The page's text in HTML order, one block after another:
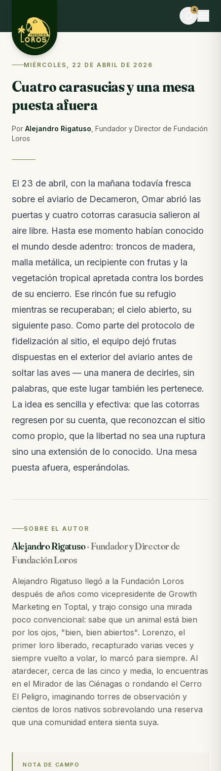
4
EVENTO
Faltan 7 días · Cupos limitados
BLOG
libertad o imán hacia el peligro
Notas de campo · hace 3 semanas
VIDEO
El video de la liberación de las guacamayas
MIÉRCOLES, 22 DE ABRIL DE 2026
Cuatro carasucias y una mesa
puesta afuera
Por Alejandro Rigatuso Fundador y Director de Fundación
Loros
El 23 de abril, con la mañana todavía fresca
sobre el aviario de Decameron, Omar abrió las
puertas y cuatro cotorras carasucia salieron al
aire libre. Hasta ese momento habían conocido
el mundo desde adentro: troncos de madera,
malla metálica, un recipiente con frutas y la
vegetación tropical apretada contra los bordes
de su encierro. Ese rincón fue su refugio
mientras se recuperaban; el cielo abierto, su
siguiente paso. Como parte del protocolo de
fidelización al sitio, el equipo dejó frutas
dispuestas en el exterior del aviario antes de
soltar las aves — una manera de decirles, sin
palabras, que este lugar también les pertenece.
La idea es sencilla y efectiva: que las cotorras
regresen por su cuenta, que reconozcan el sitio
como propio, que la libertad no sea una ruptura
sino una extensión de lo conocido. Una mesa
puesta afuera, esperándolas.
SOBRE EL AUTOR
Alejandro Rigatuso·Fundador y Director de
Fundación Loros
Alejandro Rigatuso llegó a la Fundación Loros
después de años como vicepresidente de Growth
Marketing en Toptal, y trajo consigo una mirada
poco convencional: sabe que un animal está bien
por los ojos, "bien, bien abiertos". Lorenzo, el
primer loro liberado, recapturado varias veces y
siempre vuelto a volar, lo marcó para siempre. Al
atardecer, cerca de las cinco y media, lo encuentras
en el Mirador de las Ciénagas o rondando el Cerro
El Peligro, imaginando torres de observación y
cientos de loros nativos sobrevolando una reserva
que una comunidad entera sienta suya.
NOTA DE CAMPO